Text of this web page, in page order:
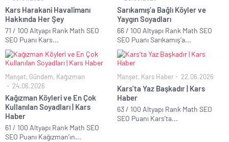
Kars Harakani Havalimanı
Hakkında Her Şey
71 / 100 Altyapı Rank Math SEO
SEO Puanı Kars...
Sarıkamış’a Bağlı Köyler ve
Yaygın Soyadları
66 / 100 Altyapı Rank Math SEO
SEO Puanı Sarıkamış’a...
Manşet, Gündem, Kağızman
24.06.2026
Kağızman Köyleri ve En Çok
Kullanılan Soyadları | Kars
Haber
61 / 100 Altyapı Rank Math SEO
SEO Puanı Kağızman’ın...
Manşet, Kars Haber 22.06.2026
Kars’ta Yaz Başkadır | Kars
Haber
63 / 100 Altyapı Rank Math SEO
SEO Puanı Kars’ta...